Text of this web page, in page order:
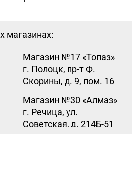
магазинах:
Магазин №17 «Топаз»
г. Полоцк, пр-т Ф.
Скорины, д. 9, пом. 16
Магазин №30 «Алмаз»
г. Речица, ул.
Советская, д. 214Б-51